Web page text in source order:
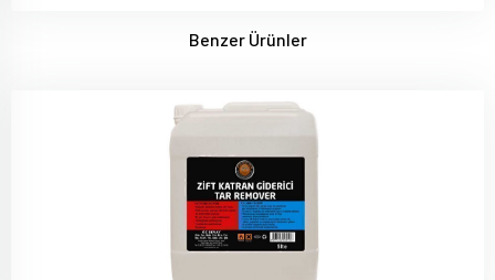
Benzer Ürünler